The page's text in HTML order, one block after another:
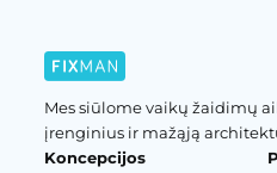
Mes siūlome vaikų žaidimų
įrenginius ir mažąją
Koncepcijos